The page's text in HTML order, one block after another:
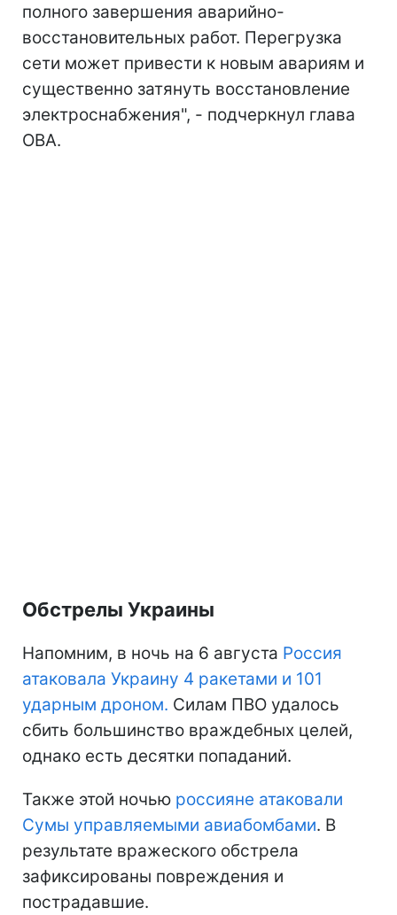
полного завершения аварийно-
восстановительных работ. Перегрузка
сети может привести к новым авариям и
существенно затянуть восстановление
электроснабжения", - подчеркнул глава
ОВА.
Обстрелы Украины
Напомним, в ночь на 6 августа Россия
атаковала Украину 4 ракетами и 101
ударным дроном. Силам ПВО удалось
сбить большинство враждебных целей,
однако есть десятки попаданий.
Также этой ночью россияне атаковали
Сумы управляемыми авиабомбами. В
результате вражеского обстрела
зафиксированы повреждения и
пострадавшие.